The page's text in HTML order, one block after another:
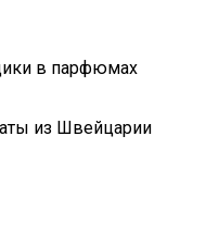
в парфюмах
из Швейцарии